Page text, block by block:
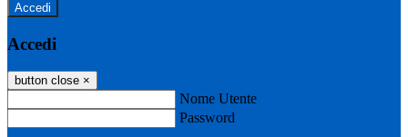
Accedi
Accedi
button close ×
Nome Utente
Password